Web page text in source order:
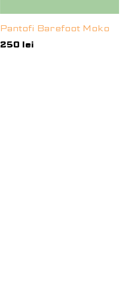
Pantofi Barefoot Moko
250 lei